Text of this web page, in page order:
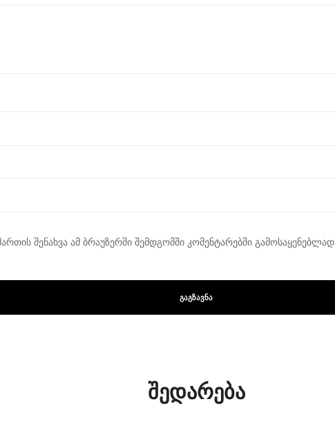
შენახვა ამ ბრაუზერში შემდგომში კომენტარებში გამოსაყენებლად.
შედარება